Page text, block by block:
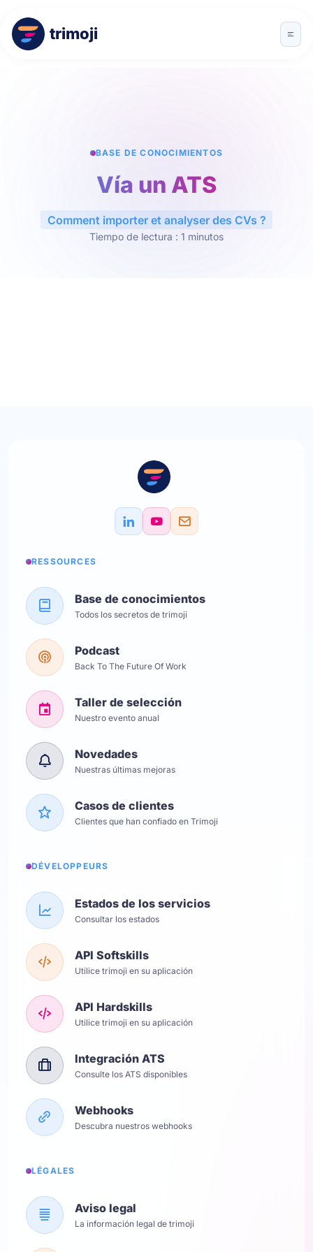
trimoji
BASE DE CONOCIMIENTOS
Vía un ATS
Comment importer et analyser des CVs ?
Tiempo de lectura : 1 minutos
RESSOURCES
Base de conocimientos
Todos los secretos de trimoji
Podcast
Back To The Future Of Work
Taller de selección
Nuestro evento anual
Novedades
Nuestras últimas mejoras
Casos de clientes
Clientes que han confiado en Trimoji
DÉVELOPPEURS
Estados de los servicios
Consultar los estados
API Softskills
Utilice trimoji en su aplicación
API Hardskills
Utilice trimoji en su aplicación
Integración ATS
Consulte los ATS disponibles
Webhooks
Descubra nuestros webhooks
LÉGALES
Aviso legal
La información legal de trimoji